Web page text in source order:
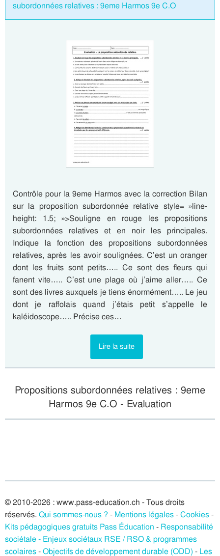
subordonnées relatives : 9eme Harmos 9e C.O
Contrôle pour la 9eme Harmos avec la correction Bilan
sur la proposition subordonnée relative style= »line-
height: 1.5; »>Souligne en rouge les propositions
subordonnées relatives et en noir les principales.
Indique la fonction des propositions subordonnées
relatives, après les avoir soulignées. C’est un oranger
dont les fruits sont petits….. Ce sont des fleurs qui
fanent vite….. C’est une plage où j’aime aller….. Ce
sont des livres auxquels je tiens énormément….. Le jeu
dont je raffolais quand j’étais petit s’appelle le
kaléidoscope….. Précise ces…
Lire la suite
Propositions subordonnées relatives : 9eme
Harmos 9e C.O - Evaluation
© 2010-2026 : www.pass-education.ch - Tous droits
réservés. Qui sommes-nous ? - Mentions légales-Cookies-
Kits pédagogiques gratuits Pass Éducation - Responsabilité
sociétale - Enjeux sociétaux RSE / RSO & programmes
scolaires-Objectifs de développement durable (ODD) - Les